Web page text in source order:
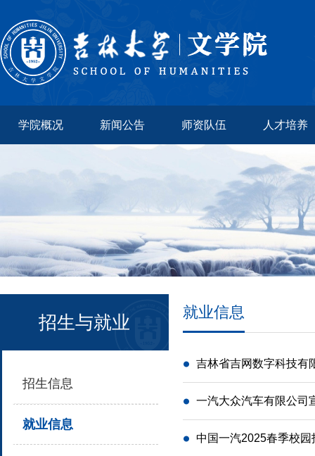
学院概况 新闻公告 师资队伍 人才培养
招生与就业
招生信息
就业信息
就业信息
吉林省吉网数字科技有
一汽大众汽车有限公司
中国一汽2025春季校园